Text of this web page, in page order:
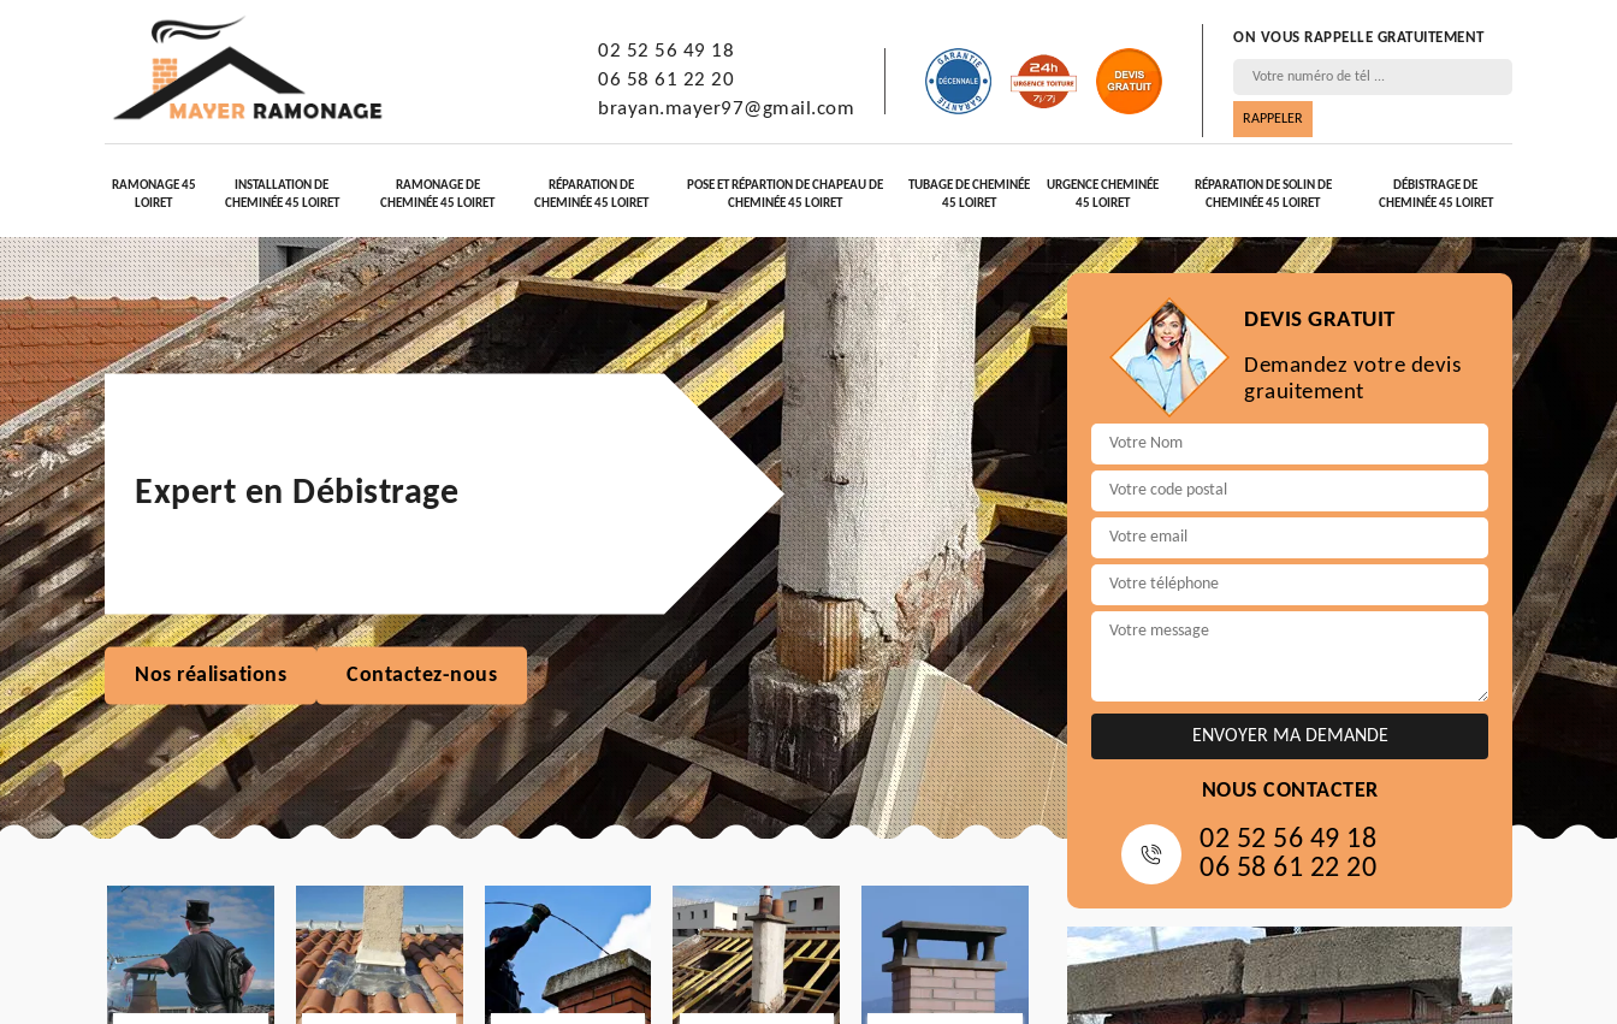
02 52 56 49 18
06 58 61 22 20
brayan.mayer97@gmail.com
ON VOUS RAPPELLE GRATUITEMENT
RAMONAGE 45
LOIRET
INSTALLATION DE
CHEMINÉE 45 LOIRET
RAMONAGE DE
CHEMINÉE 45 LOIRET
RÉPARATION DE
CHEMINÉE 45 LOIRET
POSE ET RÉPARTION DE CHAPEAU DE
CHEMINÉE 45 LOIRET
TUBAGE DE CHEMINÉE
45 LOIRET
URGENCE CHEMINÉE
45 LOIRET
RÉPARATION DE SOLIN DE
CHEMINÉE 45 LOIRET
DÉBISTRAGE DE
CHEMINÉE 45 LOIRET
Expert en Débistrage
Nos réalisations Contactez-nous
DEVIS GRATUIT
Demandez votre devis
grauitement
NOUS CONTACTER
02 52 56 49 18
06 58 61 22 20